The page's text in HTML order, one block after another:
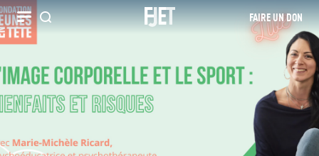
Recherche FAIRE UN DON